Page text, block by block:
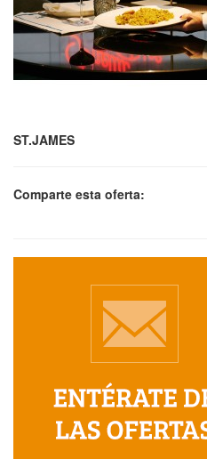
ST.JAMES
Comparte esta oferta: